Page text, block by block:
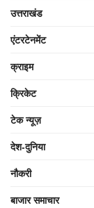
उत्तराखंड
एंटरटेनमेंट
क्राइम
क्रिकेट
टेक न्यूज़
देश-दुनिया
नौकरी
बाजार समाचार